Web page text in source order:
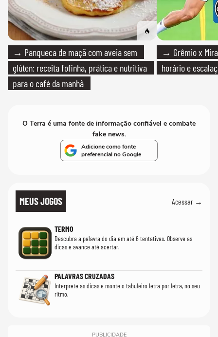
→ Panqueca de maçã com aveia sem
glúten: receita fofinha, prática e nutritiva
para o café da manhã
→ Grêmio x
horário e
O Terra é uma fonte de informação confiável e combate
fake news.
Adicione como fonte
preferencial no Google
MEUS JOGOS Acessar →
TERMO
Descubra a palavra do dia em até 6 tentativas. Observe as
dicas e avance até acertar.
PALAVRAS CRUZADAS
Interprete as dicas e monte o tabuleiro letra por letra, no seu
ritmo.
PUBLICIDADE